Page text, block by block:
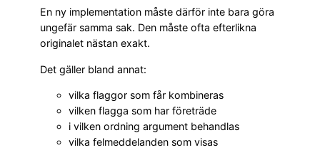
En ny implementation måste därför inte bara göra
ungefär samma sak. Den måste ofta efterlikna
originalet nästan exakt.
Det gäller bland annat:
vilka flaggor som får kombineras
vilken flagga som har företräde
i vilken ordning argument behandlas
vilka felmeddelanden som visas